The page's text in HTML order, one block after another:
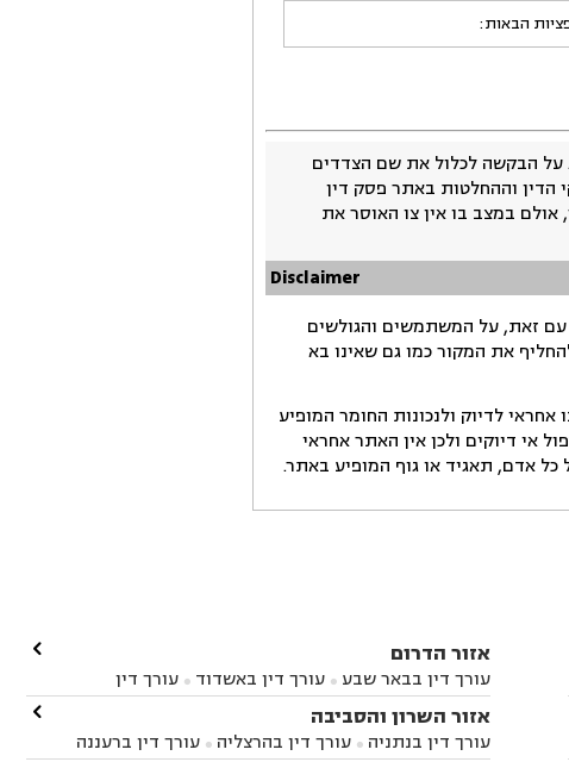
הבאות:
על הבקשה לכלול את שם הצדדים
הדין וההחלטות באתר פסק דין
במצב בו אין צו האוסר את
Disclaimer
עם זאת, על המשתמשים והגולשים
את המקור כמו גם שאינו בא
לדיוק ולנכונות החומר המופיע
אי דיוקים ולכן אין האתר אחראי
אדם, תאגיד או גוף המופיע באתר.
אזור הדרום
עורך דין בבאר שבע  עורך דין באשדוד 
עורך דין
באשקלון
עורך דין בבאר טוביה עורך דין בגן יבנה
עורך דין בניר הבנים עורך דין בערד
זיקים
עורך דין בנתיבות עורך דין בקרית מלאכי

אזור השרון והסביבה
עורך דין בנתניה  עורך דין בהרצליה  עורך דין ברעננה
